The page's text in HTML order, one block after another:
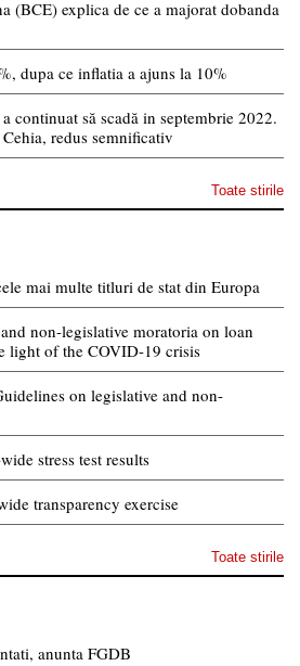
(BCE) explica de ce a majorat dobanda
dupa ce inflatia a ajuns la 10%
continuat să scadă in septembrie 2022.
redus semnificativ
Toate stirile
mai multe titluri de stat din Europa
non-legislative moratoria on loan
light of the COVID-19 crisis
on legislative and non-
stress test results
transparency exercise
Toate stirile
anunta FGDB